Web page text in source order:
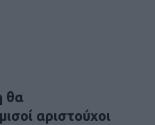
θα
αριστούχοι